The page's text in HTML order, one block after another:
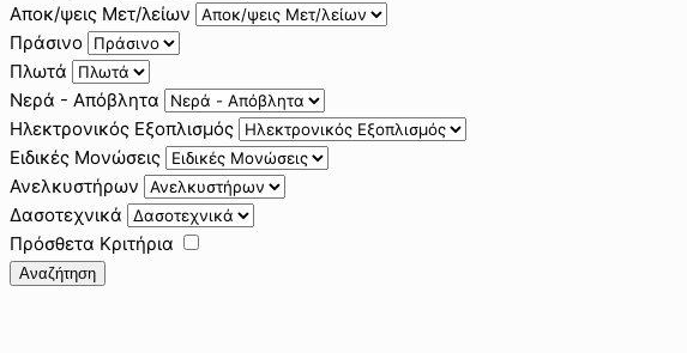
Αποκ/ψεις Μετ/λείων
Πράσινο
Πλωτά
Νερά - Απόβλητα
Ηλεκτρονικός Εξοπλισμός
Ειδικές Μονώσεις
Ανελκυστήρων
Δασοτεχνικά
Πρόσθετα Κριτήρια
Αναζήτηση